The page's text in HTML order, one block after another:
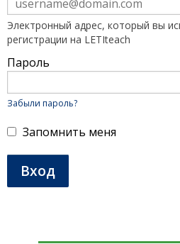
систему,
введите
адрес
электронной
почты
и
Ещё
не
Нажмите
кнопку
Электронный адрес, который вы
регистрации на LETIteach
Пароль
Забыли пароль?
Запомнить меня
Вход